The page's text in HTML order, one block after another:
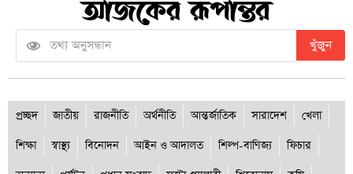
খুঁজুন
প্রচ্ছদ জাতীয় রাজনীতি অর্থনীতি আন্তর্জাতিক সারাদেশ
খেলা
শিক্ষা
স্বাস্থ্য বিনোদন আইন ও আদালত শিল্প-বাণিজ্য
ফিচার